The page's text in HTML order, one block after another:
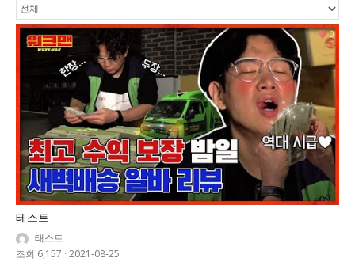
테스트
태스트
조회 6,157 · 2021-08-25
0